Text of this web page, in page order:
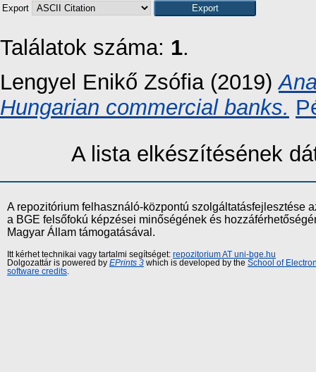
Export
Találatok száma: 1.
Lengyel Enikő Zsófia (2019)
Hungarian commercial banks.
A lista elkészítésének
A repozitórium felhasználó-központú szolgáltatásfejlesztése
a BGE felsőfokú képzései minőségének és
Magyar Állam támogatásával.
Itt kérhet technikai vagy tartalmi segítséget: repozitorium AT uni-bge.hu
Dolgozattár is powered by EPrints 3 which is developed by the School of
software credits